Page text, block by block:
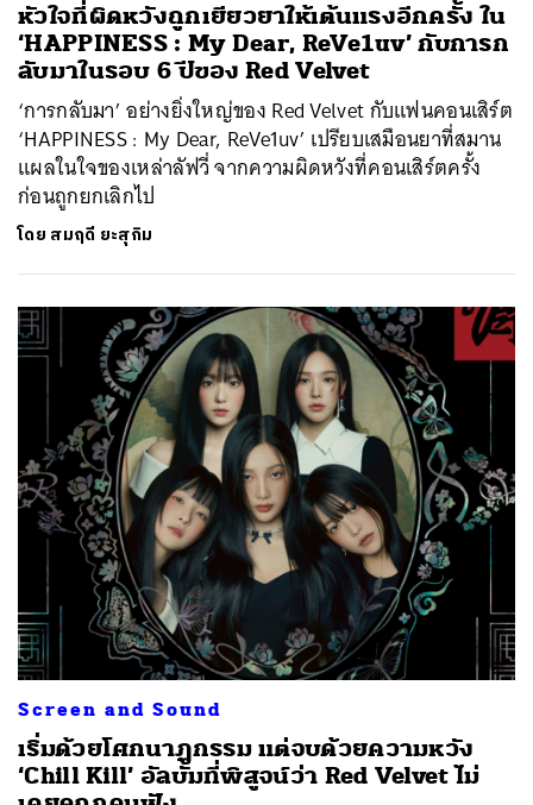
หัวใจที่ผิดหวังถูกเยียวยาให้เต้นแรงอีกครั้ง ใน
‘HAPPINESS : My Dear, ReVe1uv’ กับการก
ลับมาในรอบ 6 ปีของ Red Velvet
‘การกลับมา’ อย่างยิ่งใหญ่ของ Red Velvet กับแฟนคอนเสิร์ต
‘HAPPINESS : My Dear, ReVe1uv’ เปรียบเสมือนยาที่สมาน
แผลในใจของเหล่าลัฟวี่ จากความผิดหวังที่คอนเสิร์ตครั้ง
ก่อนถูกยกเลิกไป
โดย สมฤดี ยะสุกิม
Screen and Sound
เริ่มด้วยโศกนาฏกรรม แต่จบด้วยความหวัง
‘Chill Kill’ อัลบั้มที่พิสูจน์ว่า Red Velvet ไม่
ค้นหา
SHARE TWEET LINE EMAIL